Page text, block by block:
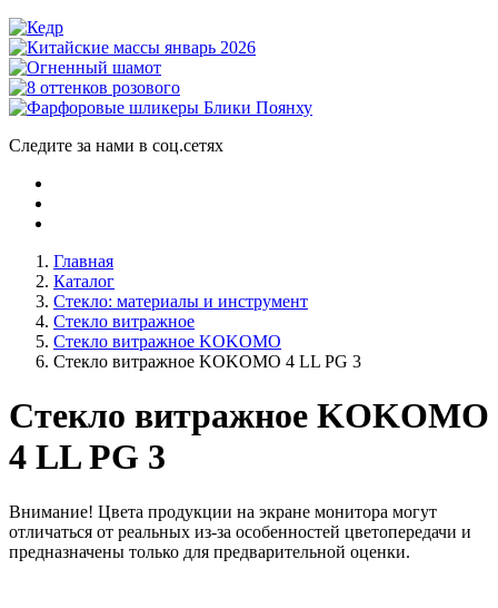
Следите за нами в соц.сетях
Главная
Каталог
Стекло: материалы и инструмент
Стекло витражное
Стекло витражное KOKOMO
Стекло витражное KOKOMO 4 LL PG 3
Стекло витражное KOKOMO
4 LL PG 3
Внимание! Цвета продукции на экране монитора могут
отличаться от реальных из-за особенностей цветопередачи и
предназначены только для предварительной оценки.